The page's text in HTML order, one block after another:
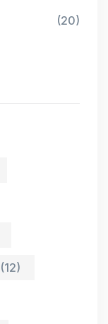
(20)
(12)